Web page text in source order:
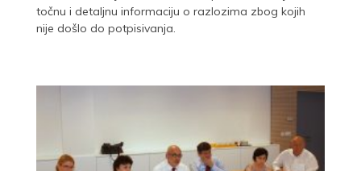
točnu i detaljnu informaciju o razlozima zbog kojih
nije došlo do potpisivanja.